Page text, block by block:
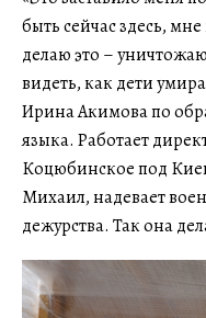
быть сейчас здесь,
делаю это –
видеть, как дети
Ирина Акимова по
языка. Работает
Коцюбинское под
Михаил, надевает
дежурства. Так она